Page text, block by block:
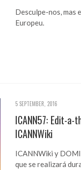
Desculpe-nos, mas
Europeu.
5 SEPTEMBER, 2016
ICANN57: Edit-
ICANNWiki
ICANNWiki y
que se realizará